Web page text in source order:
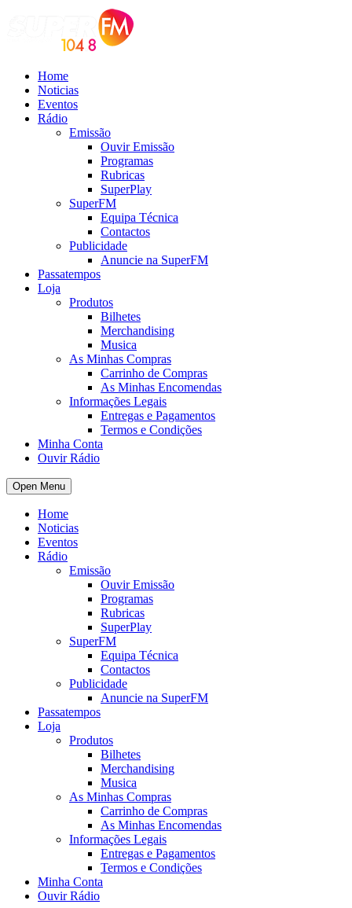
Home
Noticias
Eventos
Rádio
Emissão
Ouvir Emissão
Programas
Rubricas
SuperPlay
SuperFM
Equipa Técnica
Contactos
Publicidade
Anuncie na SuperFM
Passatempos
Loja
Produtos
Bilhetes
Merchandising
Musica
As Minhas Compras
Carrinho de Compras
As Minhas Encomendas
Informações Legais
Entregas e Pagamentos
Termos e Condições
Minha Conta
Ouvir Rádio
Open Menu
Home
Noticias
Eventos
Rádio
Emissão
Ouvir Emissão
Programas
Rubricas
SuperPlay
SuperFM
Equipa Técnica
Contactos
Publicidade
Anuncie na SuperFM
Passatempos
Loja
Produtos
Bilhetes
Merchandising
Musica
As Minhas Compras
Carrinho de Compras
As Minhas Encomendas
Informações Legais
Entregas e Pagamentos
Termos e Condições
Minha Conta
Ouvir Rádio